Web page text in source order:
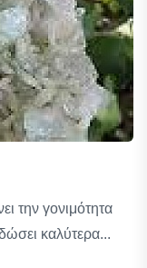
την γονιμότητα
καλύτερα...